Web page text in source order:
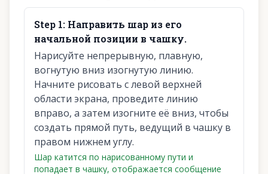
Step 1: Направить шар из его
начальной позиции в чашку.
Нарисуйте непрерывную, плавную,
вогнутую вниз изогнутую линию.
Начните рисовать с левой верхней
области экрана, проведите линию
вправо, а затем изогните её вниз, чтобы
создать прямой путь, ведущий в чашку в
правом нижнем углу.
Шар катится по нарисованному пути и
попадает в чашку, отображается сообщение